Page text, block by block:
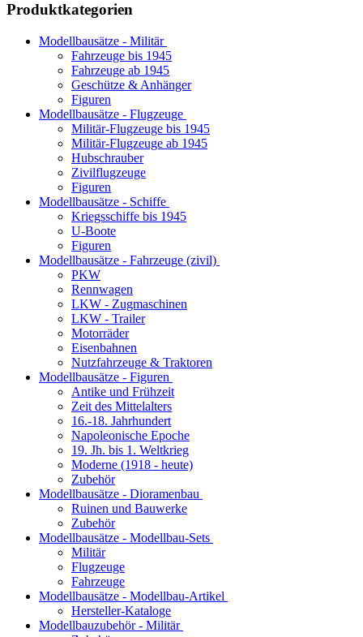
Produktkategorien
Modellbausätze - Militär
Fahrzeuge bis 1945
Fahrzeuge ab 1945
Geschütze & Anhänger
Figuren
Modellbausätze - Flugzeuge
Militär-Flugzeuge bis 1945
Militär-Flugzeuge ab 1945
Hubschrauber
Zivilflugzeuge
Figuren
Modellbausätze - Schiffe
Kriegsschiffe bis 1945
U-Boote
Figuren
Modellbausätze - Fahrzeuge (zivil)
PKW
Rennwagen
LKW - Zugmaschinen
LKW - Trailer
Motorräder
Eisenbahnen
Nutzfahrzeuge & Traktoren
Modellbausätze - Figuren
Antike und Frühzeit
Zeit des Mittelalters
16.-18. Jahrhundert
Napoleonische Epoche
19. Jh. bis 1. Weltkrieg
Moderne (1918 - heute)
Zubehör
Modellbausätze - Dioramenbau
Ruinen und Bauwerke
Zubehör
Modellbausätze - Modellbau-Sets
Militär
Flugzeuge
Fahrzeuge
Modellbausätze - Modellbau-Artikel
Hersteller-Kataloge
Modellbauzubehör - Militär